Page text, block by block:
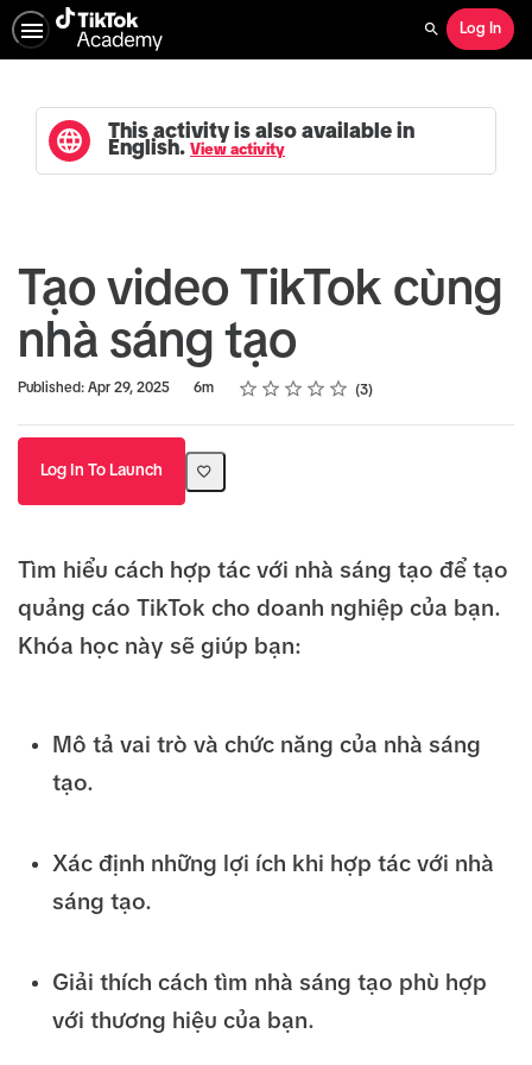
Search
Log In
This activity is also available in
English. View activity
Tạo video TikTok cùng
nhà sáng tạo
Published: Apr 29, 2025
Duration 6m Rating
1 star
2 stars
3 stars
4 stars
5 stars
Average rating: 5.0 3
3 reviews
Log In To Launch
Tìm hiểu cách hợp tác với nhà sáng tạo để tạo
quảng cáo TikTok cho doanh nghiệp của bạn.
Khóa học này sẽ giúp bạn:
Mô tả vai trò và chức năng của nhà sáng
tạo.
Xác định những lợi ích khi hợp tác với nhà
sáng tạo.
Giải thích cách tìm nhà sáng tạo phù hợp
với thương hiệu của bạn.